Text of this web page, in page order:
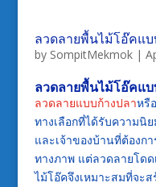
ลวดลายพื้นไม้โอ๊คแ
by SompitMekmok|
ลวดลายพื้นไม้โอ๊คแ
ลวดลายแบบก้างปลาหรื
ทางเลือกที่ได้รับความนิ
และเจ้าของบ้านที่ต้องก
ทางภาพ แต่ลวดลายโด
ไม้โอ๊คจึงเหมาะสมที่จะ